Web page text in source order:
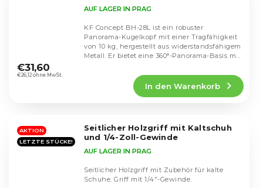
durchschnittliche
Produktbewertung
Sternen.
AUF LAGER IN PRAG
€26,12 ohne MwSt.
€31,60
In den Warenkorb
KF Concept BH-28L ist ein robuster
Panorama-Kugelkopf mit einer Tragfähigkeit
von 10 kg, hergestellt aus widerstandsfähigem
Metall. Er bietet eine 360°-Panorama-Basis mit
AKTION
LETZTE STÜCKE!
Seitlicher Holzgriff mit Kaltschuh
und 1/4-Zoll-Gewinde
AUF LAGER IN PRAG
Seitlicher Holzgriff mit Zubehör für kalte
Schuhe. Griff mit 1/4"-Gewinde.